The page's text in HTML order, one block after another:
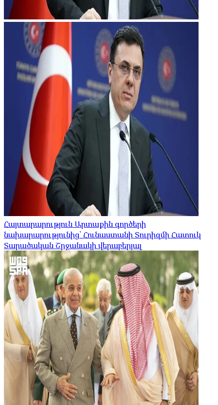
Հայտարարություն Արտաքին գործերի
նախարարությունից՝ Հունաստանի Տուրիզմի Հատուկ
Տարածական Շրջանակի վերաբերյալ